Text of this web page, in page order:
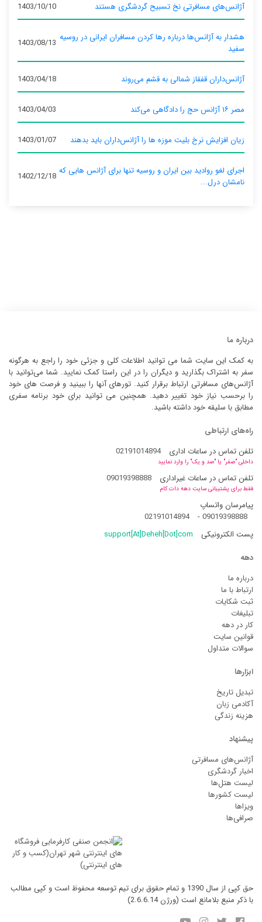
آژانس‌های مسافرتی نخ تسبیح گردشگری هستند 1403/10/10
هشدار به آژانس‌ها درباره رها کردن مسافران ایرانی در روسیه
سفید
1403/08/13
آژانس‌داران قفقاز شمالی به قشم می‌روند 1403/04/18
مصر ۱۶ آژانس حج را دادگاهی می‌کند 1403/04/03
زیان افزایش نرخ بلیت موزه ها را آژانس‌داران باید بدهند 1403/01/07
اجرای لغو روادید بین ایران و روسیه تنها برای آژانس‌ هایی که
نامشان درل...
1402/12/18
درباره ما
به کمک این سایت شما می توانید اطلاعات کلی و جزئی خود را راجع به هرگونه
سفر به اشتراک بگذارید و دیگران را در این راستا کمک نمایید. شما می‌توانید با
آژانس‌های مسافرتی ارتباط برقرار کنید. تورهای آنها را ببینید و فرصت های خود
را برحسب نیاز خود تغییر دهید. همچنین می توانید برای خود برنامه سفری
مطابق با سلیقه خود داشته باشید.
راه‌های ارتباطی
تلفن تماس در ساعات اداری
02191014894
داخلی "صفر" یا "صد و یک" را وارد نمایید
تلفن تماس در ساعات غیراداری 09019398888
فقط برای پشتیبانی سایت دهه دات کام
پیامرسان واتساپ
09019398888
-
02191014894
پست الکترونیکی
support[At]Deheh[Dot]com
دهه
درباره ما
ارتباط با ما
ثبت شکایات
تبلیغات
کار در دهه
قوانین سایت
سوالات متداول
ابزارها
تبدیل تاریخ
آکادمی زبان
هزینه زندگی
پیشنهاد
آژانس‌های مسافرتی
اخبار گردشگری
لیست هتل‌ها
لیست کشورها
ویزاها
صرافی‌ها
حق کپی از سال 1390 و تمام حقوق برای تیم توسعه محفوظ است و کپی مطالب
با ذکر منبع بلامانع است (ورژن 2.6.6.14)